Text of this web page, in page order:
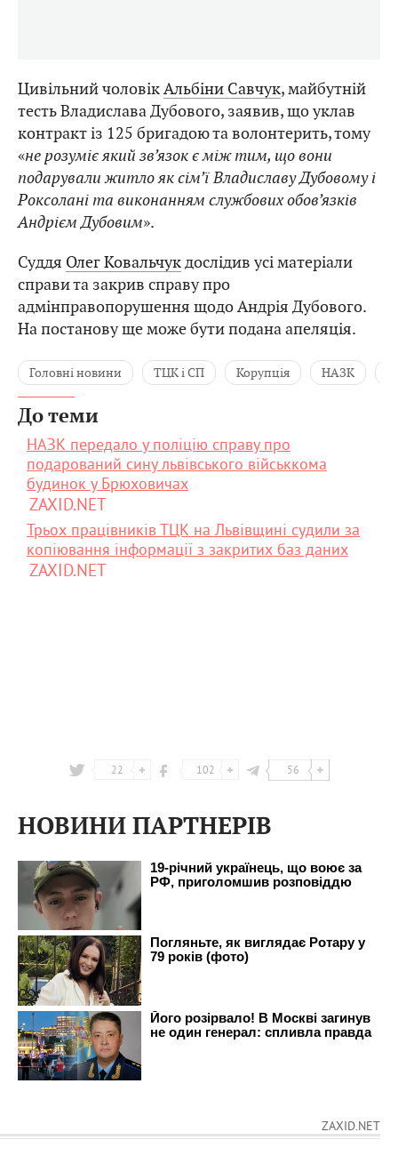
Цивільний чоловікАльбіни Савчук, майбутній
тесть Владислава Дубового, заявив, що уклав
контракт із 125 бригадою та волонтерить, тому
«не розуміє який зв’язок є між тим, що вони
подарували житло як сім’ї Владиславу Дубовому і
Роксолані та виконанням службових обов’язків
Андрієм Дубовим».
Суддя Олег Ковальчукдослідив усі матеріали
справи та закрив справу про
адмінправопорушення щодо Андрія Дубового.
На постанову ще може бути подана апеляція.
Головні новини ТЦК і СП Корупція НАЗК
До теми
НАЗК передало у поліцію справу про
подарований сину львівського військкома
будинок у Брюховичах
ZAXID.NET
Трьох працівників ТЦК на Львівщині судили за
копіювання інформації з закритих баз даних
ZAXID.NET
22 102 56
НОВИНИ ПАРТНЕРІВ
ZAXID.NET